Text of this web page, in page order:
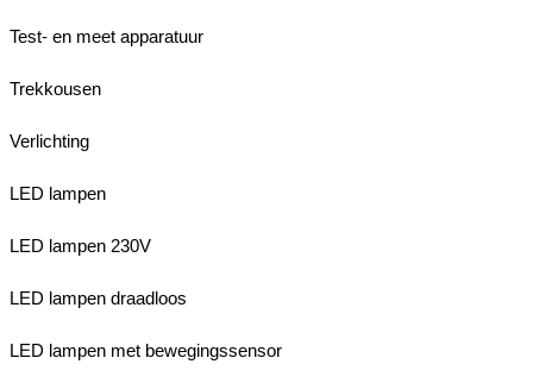
Test- en meet apparatuur
Trekkousen
Verlichting
LED lampen
LED lampen 230V
LED lampen draadloos
LED lampen met bewegingssensor